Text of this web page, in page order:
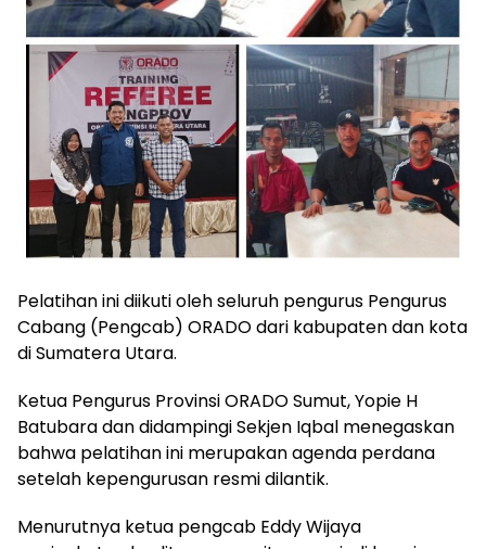
Pelatihan ini diikuti oleh seluruh pengurus Pengurus
Cabang (Pengcab) ORADO dari kabupaten dan kota
di Sumatera Utara.
Ketua Pengurus Provinsi ORADO Sumut, Yopie H
Batubara dan didampingi Sekjen Iqbal menegaskan
bahwa pelatihan ini merupakan agenda perdana
setelah kepengurusan resmi dilantik.
Menurutnya ketua pengcab Eddy Wijaya